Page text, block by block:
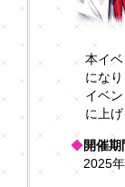
本イ
になり
イベ
に上
◆開催期
2025